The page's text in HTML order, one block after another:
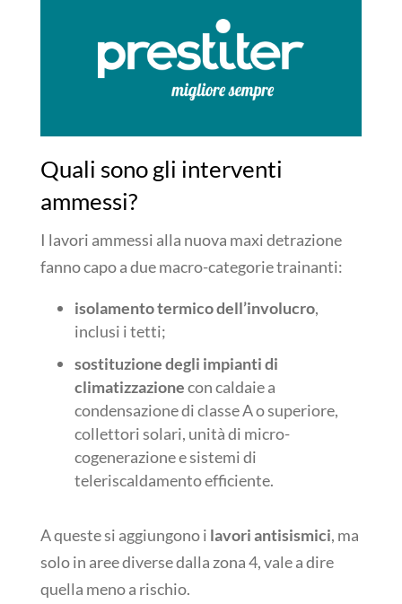
Quali sono gli interventi
ammessi?
I lavori ammessi alla nuova maxi detrazione
fanno capo a due macro-categorie trainanti:
isolamento termico dell’involucro,
inclusi i tetti;
sostituzione degli impianti di
climatizzazionecon caldaie a
condensazione di classe A o superiore,
collettori solari, unità di micro-
cogenerazione e sistemi di
teleriscaldamento efficiente.
A queste si aggiungono i lavori antisismici, ma
solo in aree diverse dalla zona 4, vale a dire
quella meno a rischio.